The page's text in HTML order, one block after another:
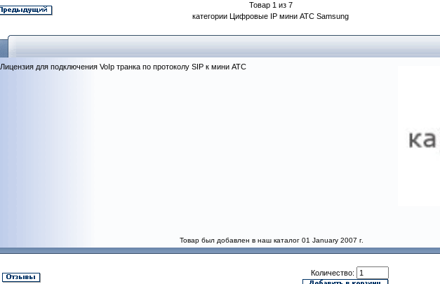
Товар 1 из 7
категории Цифровые IP мини АТС Samsung
Лицензия для подключения VoIp транка по протоколу SIP к мини АТС
Товар был добавлен в наш каталог 01 January 2007 г.
Количество: